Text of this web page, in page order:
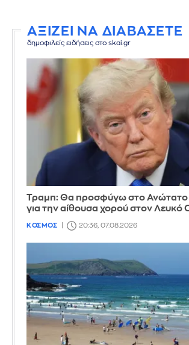
ΑΞΙΖΕΙ ΝΑ ΔΙΑΒΑΣΕΤΕ
δημοφιλείς ειδήσεις στο skai.gr
Τραμπ: Θα προσφύγω στο Ανώτατο
για την αίθουσα χορού στον Λευκό
ΚΟΣΜΟΣ 20:36, 07.08.2026